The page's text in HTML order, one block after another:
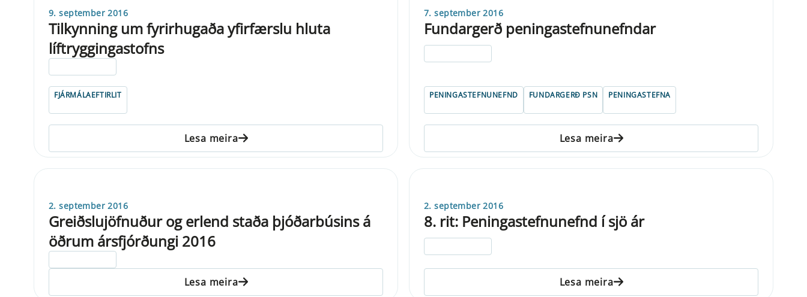
9. september 2016
Tilkynning um fyrirhugaða yfirfærslu hluta
líftryggingastofns
FJÁRMÁLAEFTIRLIT
Lesa meira
7. september 2016
Fundargerð peningastefnunefndar
PENINGASTEFNUNEFND FUNDARGERÐ PSN PENINGASTEFNA
Lesa meira
2. september 2016
Greiðslujöfnuður og erlend staða þjóðarbúsins á
öðrum ársfjórðungi 2016
Lesa meira
2. september 2016
8. rit: Peningastefnunefnd í sjö ár
Lesa meira